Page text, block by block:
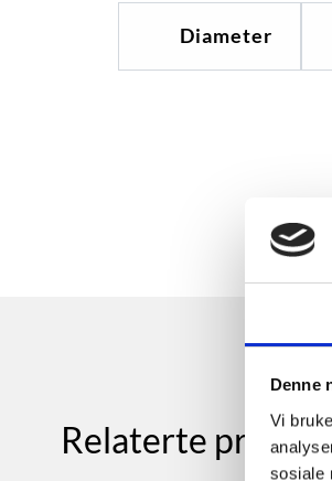
Denne
Vi
sosiale
Diameter
Relaterte